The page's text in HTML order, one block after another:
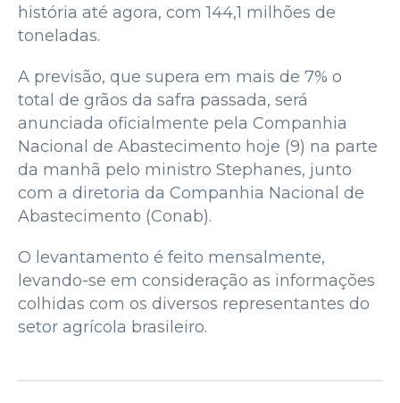
história até agora, com 144,1 milhões de
toneladas.
A previsão, que supera em mais de 7% o
total de grãos da safra passada, será
anunciada oficialmente pela Companhia
Nacional de Abastecimento hoje (9) na parte
da manhã pelo ministro Stephanes, junto
com a diretoria da Companhia Nacional de
Abastecimento (Conab).
O levantamento é feito mensalmente,
levando-se em consideração as informações
colhidas com os diversos representantes do
setor agrícola brasileiro.